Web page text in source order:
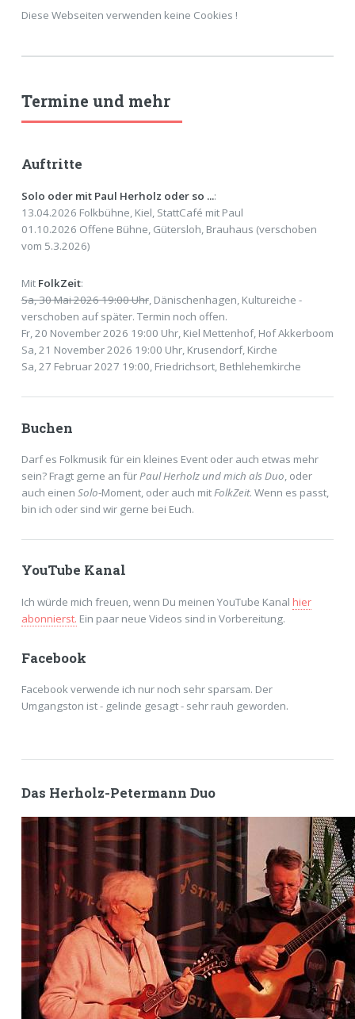
Diese Webseiten verwenden keine Cookies !
Termine und mehr
Auftritte
Solo oder mit Paul Herholz oder so ...:
13.04.2026 Folkbühne, Kiel, StattCafé mit Paul
01.10.2026 Offene Bühne, Gütersloh, Brauhaus (verschoben
vom 5.3.2026)
Mit FolkZeit:
Sa, 30 Mai 2026 19:00 Uhr, Dänischenhagen, Kultureiche -
verschoben auf später. Termin noch offen.
Fr, 20 November 2026 19:00 Uhr, Kiel Mettenhof, Hof Akkerboom
Sa, 21 November 2026 19:00 Uhr, Krusendorf, Kirche
Sa, 27 Februar 2027 19:00, Friedrichsort, Bethlehemkirche
Buchen
Darf es Folkmusik für ein kleines Event oder auch etwas mehr
sein? Fragt gerne an fürPaul Herholz und mich als Duo, oder
auch einen Solo-Moment, oder auch mitFolkZeit. Wenn es passt,
bin ich oder sind wir gerne bei Euch.
YouTube Kanal
Ich würde mich freuen, wenn Du meinen YouTube Kanal hier
abonnierst. Ein paar neue Videos sind in Vorbereitung.
Facebook
Facebook verwende ich nur noch sehr sparsam. Der
Umgangston ist - gelinde gesagt - sehr rauh geworden.
Das Herholz-Petermann Duo